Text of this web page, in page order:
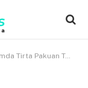
Kapasitas SPAM Cipinang Gading